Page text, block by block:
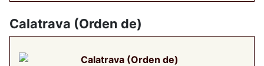
Calatrava (Orden de)
Calatrava (Orden de)